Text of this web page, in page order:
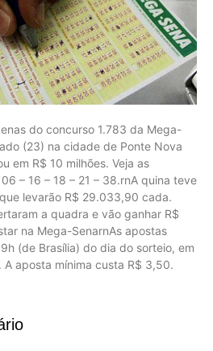
do concurso 1.783 da Mega-
(23) na cidade de Ponte Nova
em R$ 10 milhões. Veja as
– 16 – 18 – 21 – 38.rnA quina teve
levarão R$ 29.033,90 cada.
a quadra e vão ganhar R$
na Mega-SenarnAs apostas
(de Brasília) do dia do sorteio, em
aposta mínima custa R$ 3,50.